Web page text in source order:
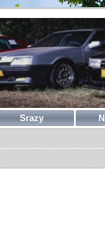
Srazy